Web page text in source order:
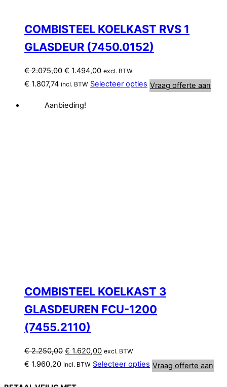
COMBISTEEL KOELKAST RVS 1
GLASDEUR (7450.0152)
€2.075,00 Oorspronkelijke
prijs
€ 2.075,00.
€ 1.494,00Huidige
prijs
excl. BTW
€ 1.807,74 incl. BTW Selecteer opties Vraag offerte aan
Aanbieding!
COMBISTEEL KOELKAST 3
GLASDEUREN FCU-1200
(7455.2110)
€2.250,00 Oorspronkelijke
prijs
€ 1.620,00Huidige
prijs
excl. BTW
€ 1.960,20 incl. BTW Selecteer opties Vraag offerte aan